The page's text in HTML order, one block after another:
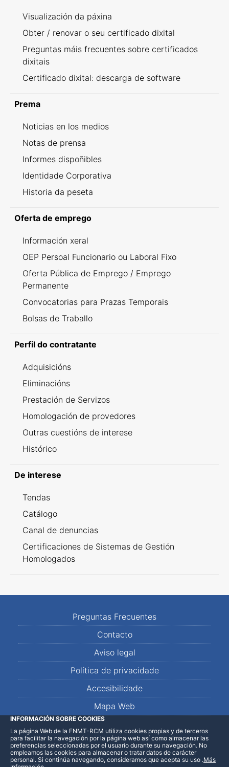
Visualización da páxina
Obter / renovar o seu certificado dixital
Preguntas máis frecuentes sobre certificados
dixitais
Certificado dixital: descarga de software
Prema
Noticias en los medios
Notas de prensa
Informes dispoñibles
Identidade Corporativa
Historia da peseta
Oferta de emprego
Información xeral
OEP Persoal Funcionario ou Laboral Fixo
Oferta Pública de Emprego / Emprego
Permanente
Convocatorias para Prazas Temporais
Bolsas de Traballo
Perfil do contratante
Adquisicións
Eliminacións
Prestación de Servizos
Homologación de provedores
Outras cuestións de interese
Histórico
De interese
Tendas
Catálogo
Canal de denuncias
Certificaciones de Sistemas de Gestión
Homologados
Preguntas Frecuentes
Contacto
Aviso legal
Política de privacidade
Accesibilidade
Mapa Web
LinkedInFacebookWhatsApp
INFORMACIÓN SOBRE COOKIES
La página Web de la FNMT-RCM utiliza cookies propias y de terceros
para facilitar la navegación por la página web así como almacenar las
preferencias seleccionadas por el usuario durante su navegación. No
empleamos las cookies para almacenar o tratar datos de carácter
personal. Si continúa navegando, consideramos que acepta su uso .Más